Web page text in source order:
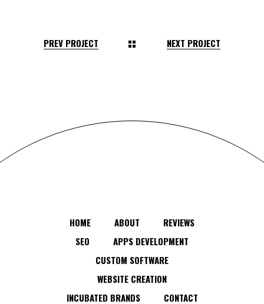
PREV PROJECT NEXT PROJECT
HOME ABOUT
REVIEWS
SEO
APPS DEVELOPMENT
CUSTOM SOFTWARE
WEBSITE CREATION
INCUBATED BRANDS
CONTACT